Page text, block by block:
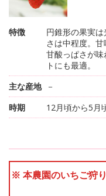
特徴
円錐形の果実
さは中程度。
甘酸っぱさが
トにも最適。
主な産地
－
時期
12月頃から5月
※ 本農園のいちご狩